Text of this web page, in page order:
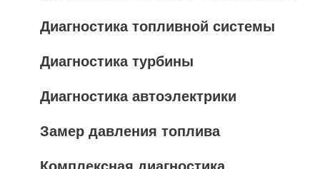
Диагностика топливной системы
Диагностика турбины
Диагностика автоэлектрики
Замер давления топлива